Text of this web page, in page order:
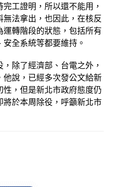
工證明，所以還不能用，
法拿出，也因此，在核反
轉階段的狀態，包括所有
全系統等都要維持。
除了經濟部、台電之外，
說，已經多次發公文給新
，但是新北市政府態度仍
於本周除役，呼籲新北市